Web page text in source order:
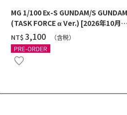
MG 1/100 Ex-S GUNDAM/S GUNDAM
(TASK FORCE α Ver.) [2026年10月發
送]
NT$‌3,100
（含税）
PRE-ORDER